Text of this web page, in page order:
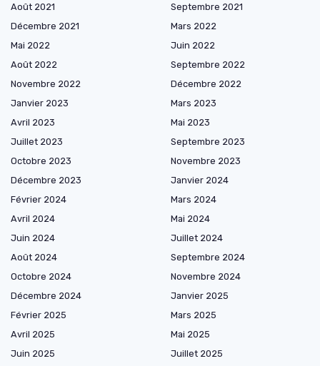
Août 2021
Septembre 2021
Décembre 2021
Mars 2022
Mai 2022
Juin 2022
Août 2022
Septembre 2022
Novembre 2022
Décembre 2022
Janvier 2023
Mars 2023
Avril 2023
Mai 2023
Juillet 2023
Septembre 2023
Octobre 2023
Novembre 2023
Décembre 2023
Janvier 2024
Février 2024
Mars 2024
Avril 2024
Mai 2024
Juin 2024
Juillet 2024
Août 2024
Septembre 2024
Octobre 2024
Novembre 2024
Décembre 2024
Janvier 2025
Février 2025
Mars 2025
Avril 2025
Mai 2025
Juin 2025
Juillet 2025